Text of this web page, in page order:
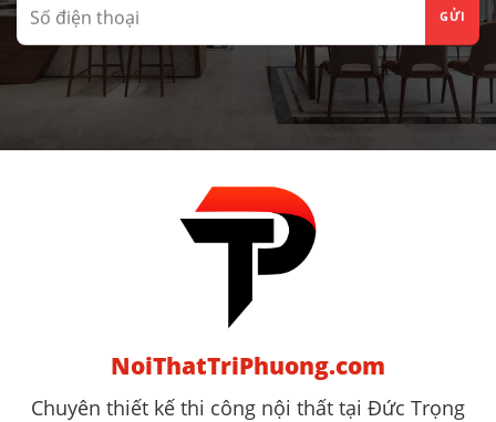
NoiThatTriPhuong.com
Chuyên thiết kế thi công nội thất tại Đức Trọng